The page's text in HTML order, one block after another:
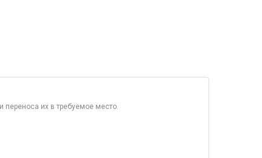
переноса их в требуемое место.